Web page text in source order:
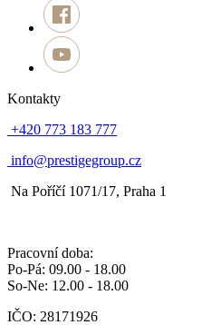
Kontakty
+420 773 183 777
info@prestigegroup.cz
Na Poříčí 1071/17, Praha 1
Pracovní doba:
Po-Pá: 09.00 - 18.00
So-Ne: 12.00 - 18.00
IČO: 28171926